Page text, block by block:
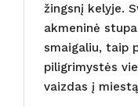
žingsnį kelyje.
akmeninė
smaigaliu, taip
piligrimystės
vaizdas į